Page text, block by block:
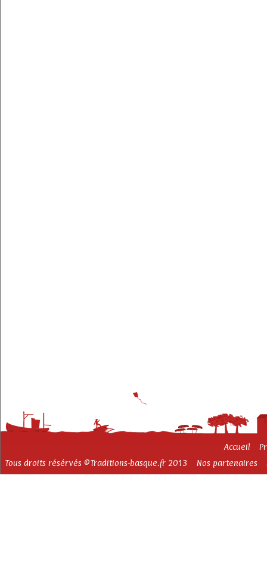
Accueil
Tous droits résérvés ©Traditions-basque.fr 2013
Nos partenaires